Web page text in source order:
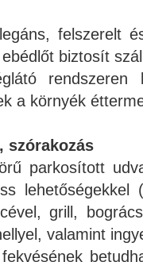
felszerelt
biztosít
rendszeren
a környék
szórakozás
parkosított
lehetőségekkel
grill,
valamint